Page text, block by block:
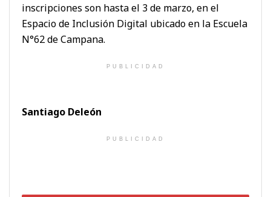
inscripciones son hasta el 3 de marzo, en el
Espacio de Inclusión Digital ubicado en la Escuela
N°62 de Campana.
PUBLICIDAD
Santiago Deleón
PUBLICIDAD